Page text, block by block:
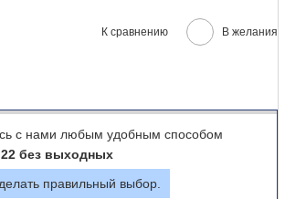
К сравнению В желания
с нами любым удобным способом
без выходных
правильный выбор.